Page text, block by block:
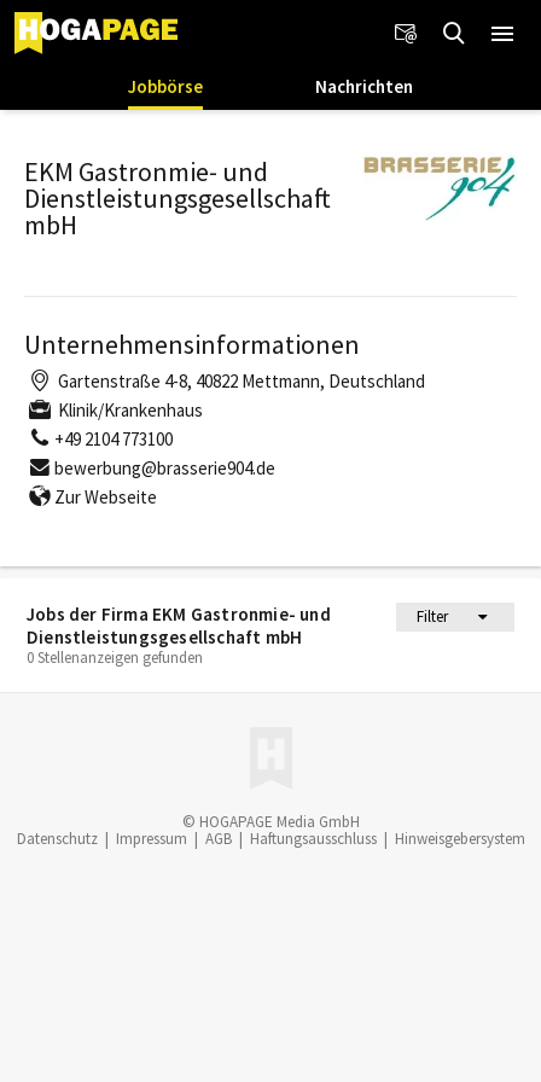
Jobbörse Nachrichten
Jobs der Firma EKM Gastronmie- und
Dienstleistungsgesellschaft mbH
Filter
0 Stellenanzeigen gefunden
EKM Gastronmie- und
Dienstleistungsgesellschaft
mbH
Unternehmensinformationen
Gartenstraße 4-8, 40822 Mettmann, Deutschland
Klinik/Krankenhaus
+49 2104 773100
bewerbung@brasserie904.de
Zur Webseite
© HOGAPAGE Media GmbH
Datenschutz | Impressum | AGB | Haftungsausschluss | Hinweisgebersystem